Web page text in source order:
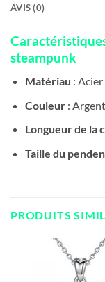
AVIS (0)
steampunk
Matériau :
Couleur :
Longueur de la
Taille du
PRODUITS